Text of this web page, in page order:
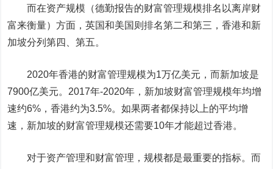
而在资产规模 （德勤报告的财富管理规模排名以离岸财
富来衡量）方面，英国和美国则排名第二和第三，香港和新
加坡分列第四、第五。
2020年香港的财富管理规模为1万亿美元，而新加坡是
7900亿美元。2017年-2020年，新加坡财富管理规模年均增
速约6%，香港约为3.5%。如果两者都保持以上的平均增
速，新加坡的财富管理规模还需要10年才能超过香港。
对于资产管理和财富管理，规模都是最重要的指标。而